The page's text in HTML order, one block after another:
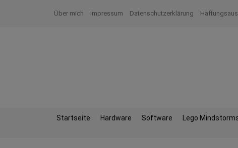
Über mich Impressum Datenschutzerklärung
Startseite Hardware Software Lego